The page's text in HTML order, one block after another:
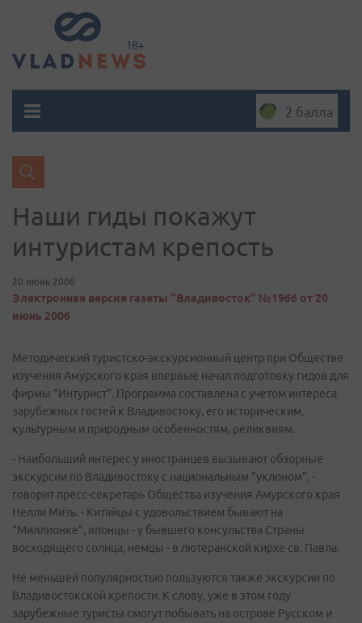
2 балла
Наши гиды покажут
интуристам крепость
20 июнь 2006
Электронная версия газеты "Владивосток" №1966 от 20
июнь 2006
Методический туристско-экскурсионный центр при Обществе
изучения Амурского края впервые начал подготовку гидов для
фирмы "Интурист". Программа составлена с учетом интереса
зарубежных гостей к Владивостоку, его историческим,
культурным и природным особенностям, реликвиям.
- Наибольший интерес у иностранцев вызывают обзорные
экскурсии по Владивостоку с национальным "уклоном", -
говорит пресс-секретарь Общества изучения Амурского края
Нелли Мизь. - Китайцы с удовольствием бывают на
"Миллионке", японцы - у бывшего консульства Страны
восходящего солнца, немцы - в лютеранской кирхе св. Павла.
Не меньшей популярностью пользуются также экскурсии по
Владивостокской крепости. К слову, уже в этом году
зарубежные туристы смогут побывать на острове Русском и